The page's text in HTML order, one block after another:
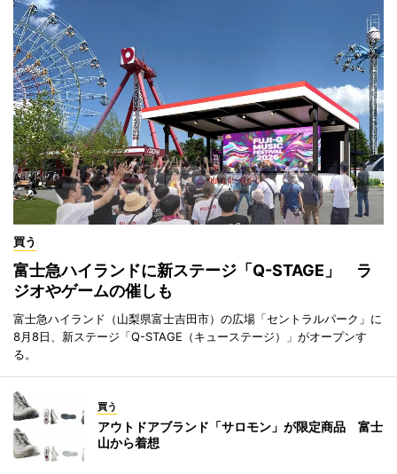
買う
富士急ハイランドに新ステージ「Q-STAGE」 ラ
ジオやゲームの催しも
富士急ハイランド（山梨県富士吉田市）の広場「セントラルパーク」に
8月8日、新ステージ「Q-STAGE（キューステージ）」がオープンす
る。
買う
アウトドアブランド「サロモン」が限定商品 富士
山から着想